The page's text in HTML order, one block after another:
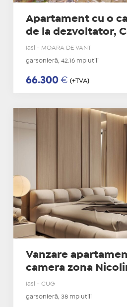
Apartament cu o
de la dezvoltator,
Iasi - MOARA DE VANT
garsonieră, 42.16 mp utili
66.300 € (+TVA)
Vanzare
camera zona
Iasi - CUG
garsonieră, 38 mp utili